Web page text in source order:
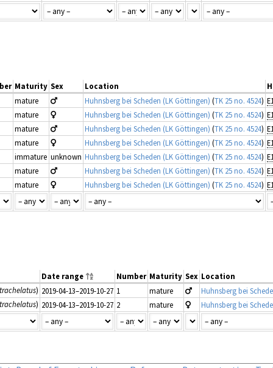
Maturity Sex Location
mature
Huhnsberg bei Scheden (LK Göttingen) (TK 25 no. 4524)
mature
Huhnsberg bei Scheden (LK Göttingen) (TK 25 no. 4524)
mature
Huhnsberg bei Scheden (LK Göttingen) (TK 25 no. 4524)
mature
Huhnsberg bei Scheden (LK Göttingen) (TK 25 no. 4524)
immature unknown Huhnsberg bei Scheden (LK Göttingen) (TK 25 no. 4524)
mature
Huhnsberg bei Scheden (LK Göttingen) (TK 25 no. 4524)
mature
Huhnsberg bei Scheden (LK Göttingen) (TK 25 no. 4524)
Date range Number Maturity Sex Location
) 2019-04-13–2019-10-27 1 mature
Huhnsberg bei
) 2019-04-13–2019-10-27 2 mature Huhnsberg bei